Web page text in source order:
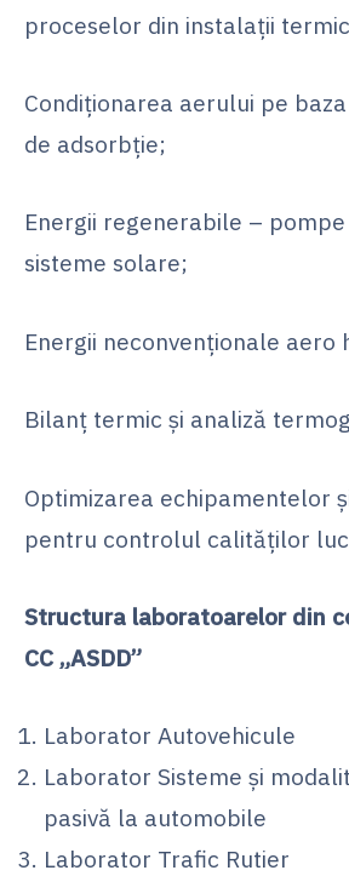
proceselor din instalaţii
Condiţionarea aerului pe
de adsorbţie;
Energii regenerabile –
sisteme solare;
Energii neconvenţionale aero
Bilanț termic și analiză
Optimizarea echipamentelor
pentru controlul calităţilor
Structura laboratoarelor din
CC „ASDD”
Laborator Autovehicule
Laborator Sisteme şi
pasivă la automobile
Laborator Trafic Rutier